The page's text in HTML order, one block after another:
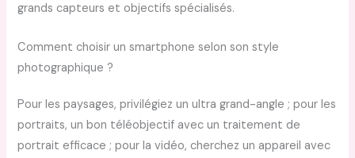
grands capteurs et objectifs spécialisés.
Comment choisir un smartphone selon son style
photographique ?
Pour les paysages, privilégiez un ultra grand-angle ; pour les
portraits, un bon téléobjectif avec un traitement de
portrait efficace ; pour la vidéo, cherchez un appareil avec